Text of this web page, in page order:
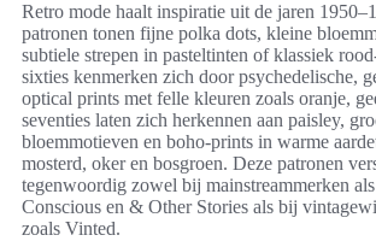
Retro mode haalt inspiratie uit de jaren
patronen tonen fijne polka dots, kleine
subtiele strepen in pasteltinten of klassiek
sixties kenmerken zich door psychedelische,
optical prints met felle kleuren zoals oranje,
seventies laten zich herkennen aan paisley,
bloemmotieven en boho-prints in warme
mosterd, oker en bosgroen. Deze patronen
tegenwoordig zowel bij mainstreammerken
Conscious en & Other Stories als bij
zoals Vinted.